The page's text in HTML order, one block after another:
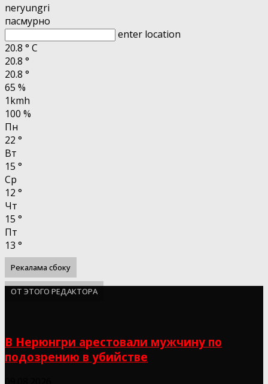
neryungri
пасмурно
enter location
20.8 ° C
20.8 °
20.8 °
65 %
1kmh
100 %
Пн
22 °
Вт
15 °
Ср
12 °
Чт
15 °
Пт
13 °
Рекалама сбоку
ОТ ЭТОГО РЕДАКТОРА
В Нерюнгри арестовали мужчину по
подозрению в убийстве